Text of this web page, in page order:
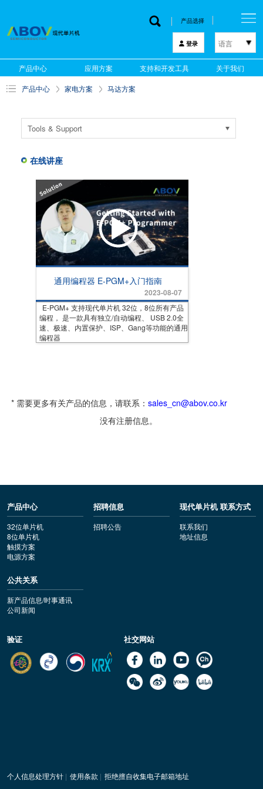
产品选择
登录 语言
한국어
English
产品中心 应用方案 支持和开发工具 关于我们
产品中心 家电方案 马达方案
Tools & Support
在线讲座
通用编程器 E-PGM+入门指南
2023-08-07
E-PGM+ 支持现代单片机 32位，8位所有产品
编程， 是一款具有独立/自动编程、 USB 2.0全
速、极速、内置保护、ISP、Gang等功能的通用
编程器
* 需要更多有关产品的信息，请联系： sales_cn@abov.co.kr
没有注册信息。
产品中心
32位单片机
8位单片机
触摸方案
电源方案
招聘信息
招聘公告
现代单片机 联系方式
联系我们
地址信息
公共关系
新产品信息/时事通讯
公司新闻
验证 社交网站
个人信息处理方针| 使用条款 | 拒绝擅自收集电子邮箱地址